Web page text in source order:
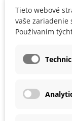
°C.
Klíčenie možno
namočíme.
výživný
rastliny
Tieto webové
vaše zariadenie
Používaním